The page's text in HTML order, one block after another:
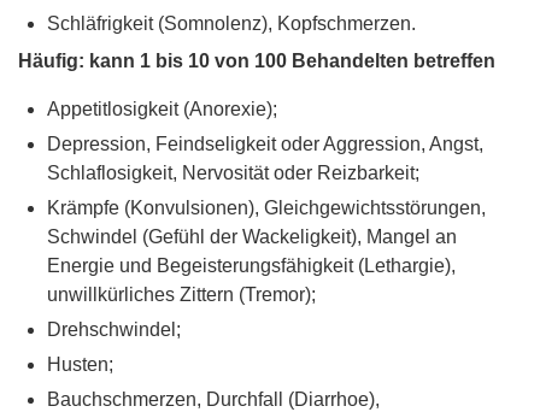
Schläfrigkeit (Somnolenz), Kopfschmerzen.
Häufig: kann 1 bis 10 von 100 Behandelten betreffen
Appetitlosigkeit (Anorexie);
Depression, Feindseligkeit oder Aggression, Angst,
Schlaflosigkeit, Nervosität oder Reizbarkeit;
Krämpfe (Konvulsionen), Gleichgewichtsstörungen,
Schwindel (Gefühl der Wackeligkeit), Mangel an
Energie und Begeisterungsfähigkeit (Lethargie),
unwillkürliches Zittern (Tremor);
Drehschwindel;
Husten;
Bauchschmerzen, Durchfall (Diarrhoe),